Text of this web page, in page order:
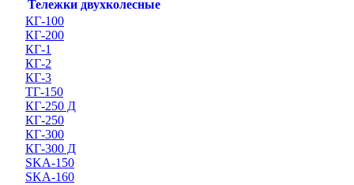
Тележки двухколесные
КГ-100
КГ-200
КГ-1
КГ-2
КГ-3
ТГ-150
КГ-250 Д
КГ-250
КГ-300
КГ-300 Д
SKA-150
SKA-160